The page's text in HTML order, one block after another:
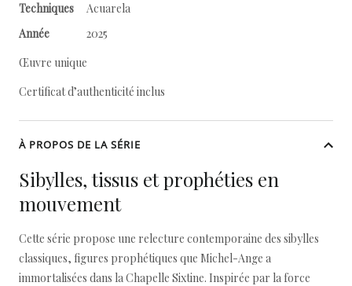
Techniques
Acuarela
Année
2025
Œuvre unique
Certificat d’authenticité inclus
À PROPOS DE LA SÉRIE
Sibylles, tissus et prophéties en
mouvement
Cette série propose une relecture contemporaine des sibylles
classiques, figures prophétiques que Michel-Ange a
immortalisées dans la Chapelle Sixtine. Inspirée par la force